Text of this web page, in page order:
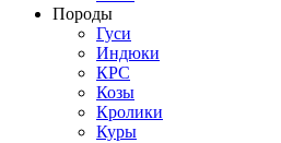
Породы
Гуси
Индюки
КРС
Козы
Кролики
Куры